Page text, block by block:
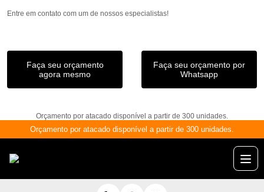
Entre em contato com um de nossos especialistas!
Faça seu orçamento
agora mesmo
Faça seu orçamento por
Whatsapp
Orçamento por atacado disponível a partir de 300 unidades.
Orçamento por atacado disponível a partir de 300 unidades.